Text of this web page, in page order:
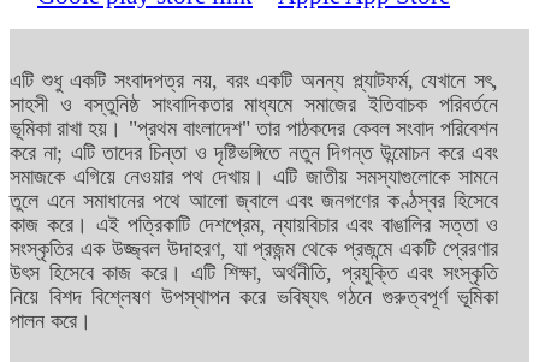
এটি শুধু একটি সংবাদপত্র নয়, বরং একটি অনন্য প্ল্যাটফর্ম, যেখানে সৎ,
সাহসী ও বস্তুনিষ্ঠ সাংবাদিকতার মাধ্যমে সমাজের ইতিবাচক পরিবর্তনে
ভূমিকা রাখা হয়। "প্রথম বাংলাদেশ" তার পাঠকদের কেবল সংবাদ পরিবেশন
করে না; এটি তাদের চিন্তা ও দৃষ্টিভঙ্গিতে নতুন দিগন্ত উন্মোচন করে এবং
সমাজকে এগিয়ে নেওয়ার পথ দেখায়। এটি জাতীয় সমস্যাগুলোকে সামনে
তুলে এনে সমাধানের পথে আলো জ্বালে এবং জনগণের কণ্ঠস্বর হিসেবে
কাজ করে। এই পত্রিকাটি দেশপ্রেম, ন্যায়বিচার এবং বাঙালির সত্তা ও
সংস্কৃতির এক উজ্জ্বল উদাহরণ, যা প্রজন্ম থেকে প্রজন্মে একটি প্রেরণার
উৎস হিসেবে কাজ করে। এটি শিক্ষা, অর্থনীতি, প্রযুক্তি এবং সংস্কৃতি
নিয়ে বিশদ বিশ্লেষণ উপস্থাপন করে ভবিষ্যৎ গঠনে গুরুত্বপূর্ণ ভূমিকা
পালন করে।